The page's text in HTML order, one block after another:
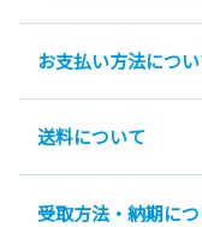
お支払い方法につ
送料について
受取方法・納期に